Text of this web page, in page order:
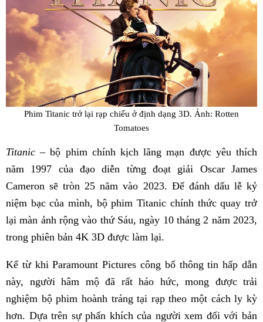
Phim Titanic trở lại rạp chiếu ở định dạng 3D. Ảnh: Rotten
Tomatoes
Titanic – bộ phim chính kịch lãng mạn được yêu thích
năm 1997 của đạo diễn từng đoạt giải Oscar James
Cameron sẽ tròn 25 năm vào 2023. Để đánh dấu lễ kỷ
niệm bạc của mình, bộ phim Titanic chính thức quay trở
lại màn ảnh rộng vào thứ Sáu, ngày 10 tháng 2 năm 2023,
trong phiên bản 4K 3D được làm lại.
Kể từ khi Paramount Pictures công bố thông tin hấp dẫn
này, người hâm mộ đã rất háo hức, mong được trải
nghiệm bộ phim hoành tráng tại rạp theo một cách ly kỳ
hơn. Dựa trên sự phấn khích của người xem đối với bản